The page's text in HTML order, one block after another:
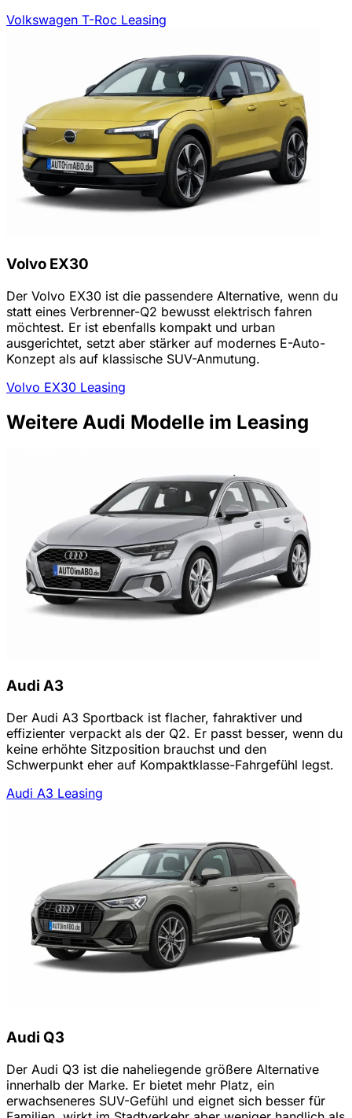
Volkswagen T-Roc Leasing
Volvo EX30
Der Volvo EX30 ist die passendere Alternative, wenn du
statt eines Verbrenner-Q2 bewusst elektrisch fahren
möchtest. Er ist ebenfalls kompakt und urban
ausgerichtet, setzt aber stärker auf modernes E-Auto-
Konzept als auf klassische SUV-Anmutung.
Volvo EX30 Leasing
Weitere Audi Modelle im Leasing
Audi A3
Der Audi A3 Sportback ist flacher, fahraktiver und
effizienter verpackt als der Q2. Er passt besser, wenn du
keine erhöhte Sitzposition brauchst und den
Schwerpunkt eher auf Kompaktklasse-Fahrgefühl legst.
Audi A3 Leasing
Audi Q3
Der Audi Q3 ist die naheliegende größere Alternative
innerhalb der Marke. Er bietet mehr Platz, ein
erwachseneres SUV-Gefühl und eignet sich besser für